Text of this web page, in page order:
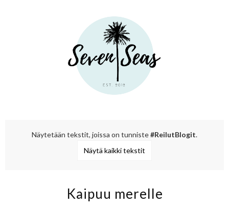
Näytetään tekstit, joissa on tunniste#ReilutBlogit.
Näytä kaikki tekstit
Kaipuu merelle